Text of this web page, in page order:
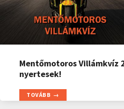
Mentőmotoros Villámkvíz
nyertesek!
TOVÁBB